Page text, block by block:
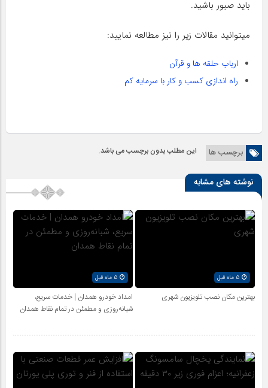
باید صبور باشید.
میتوانید مقالات زیر را نیز مطالعه نمایید:
ارباب حلقه ها و قرآن
راه اندازی کسب و کار با سرمایه کم
برچسب ها این مطلب بدون برچسب می باشد.
نوشته های مشابه
بهترین مکان نصب تلویزیون شهری
امداد خودرو همدان | خدمات سریع،
شبانه‌روزی و مطمئن در تمام نقاط همدان